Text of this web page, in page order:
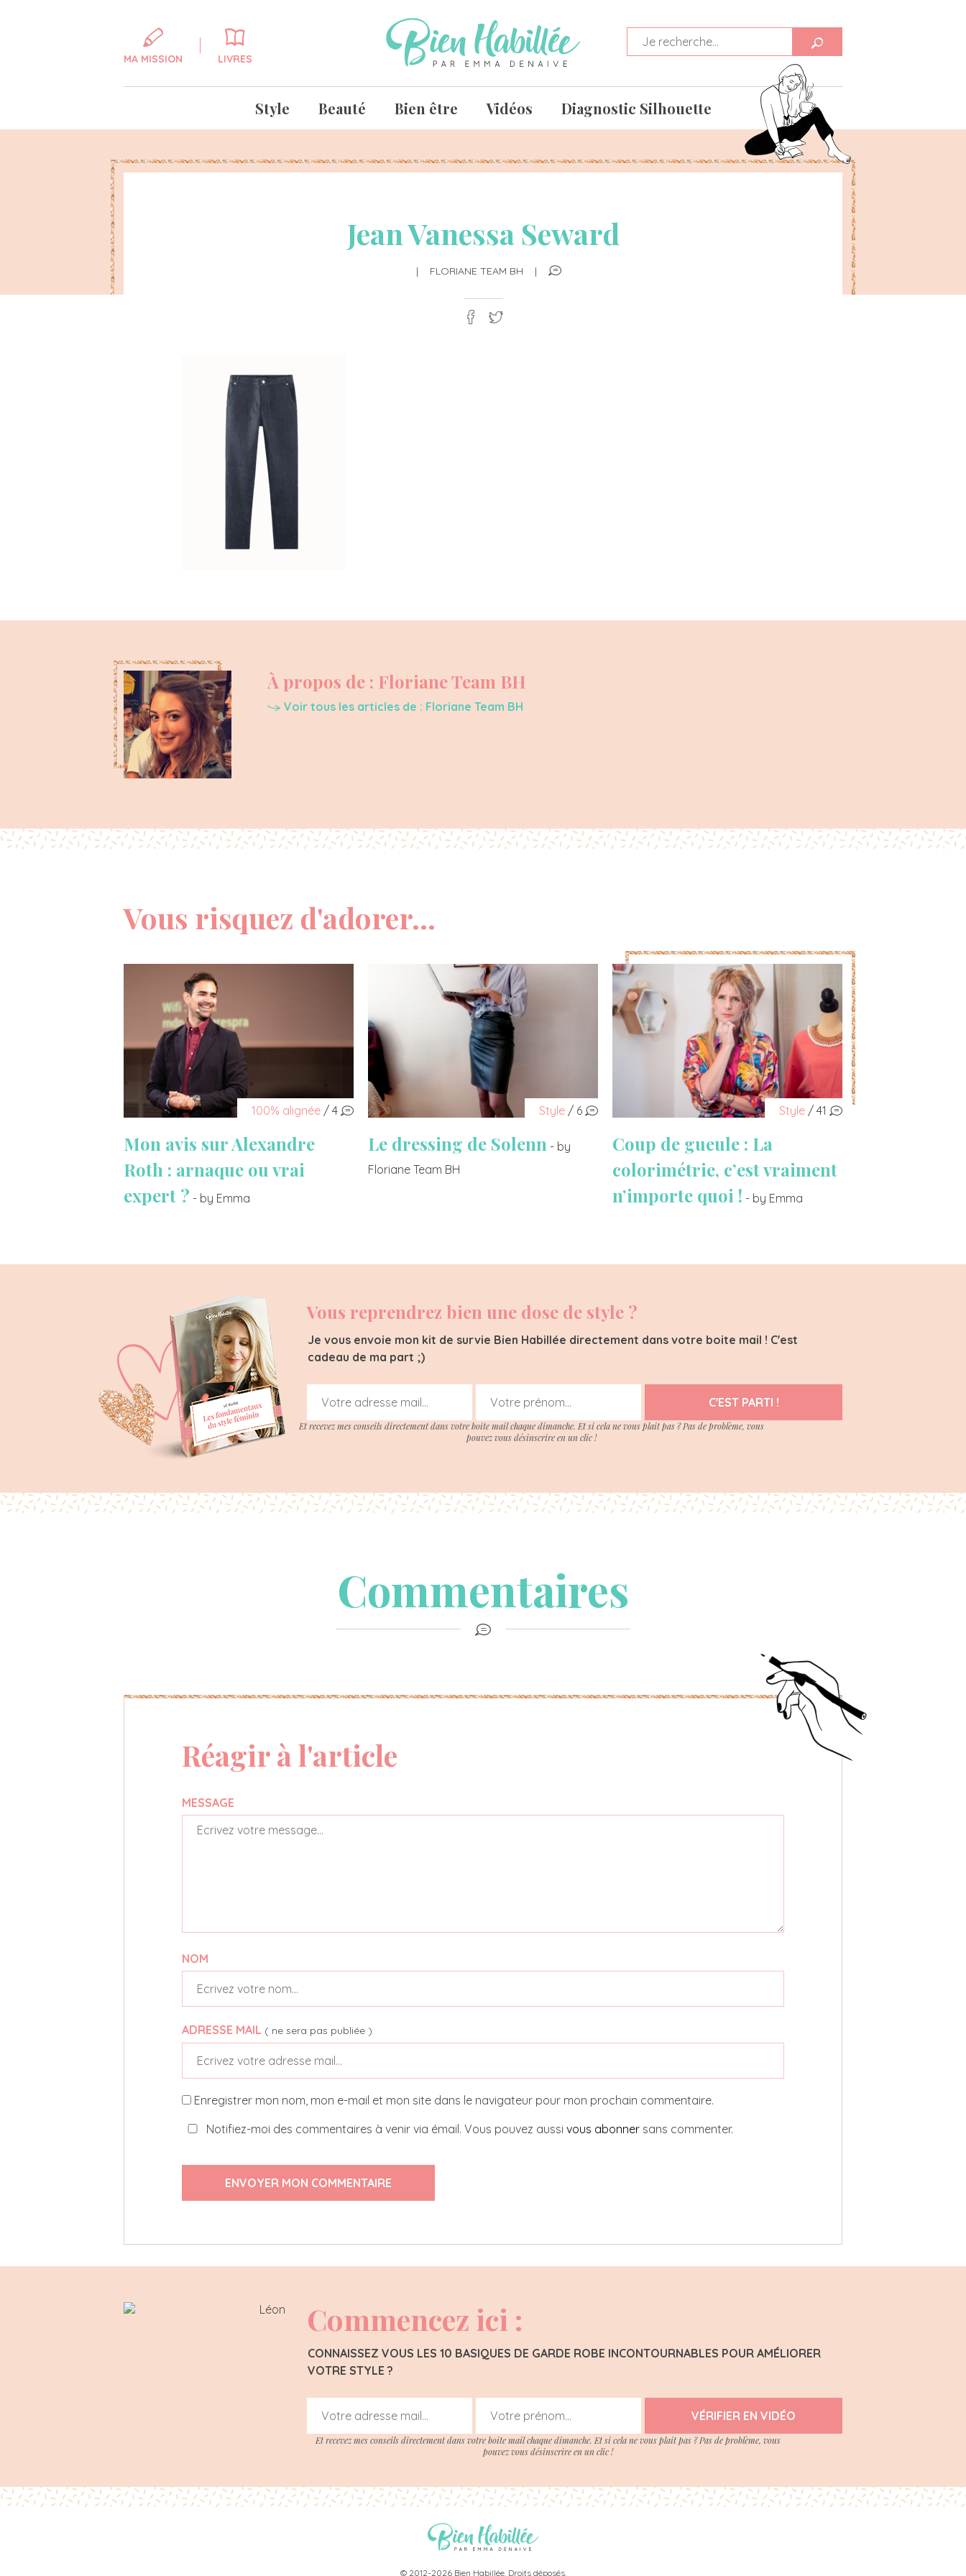
MA MISSION LIVRES
Style Beauté Bien être Vidéos Diagnostic Silhouette
Jean Vanessa Seward
| FLORIANE TEAM BH |
À propos de : Floriane Team BH
Voir tous les articles de : Floriane Team BH
Vous risquez d'adorer...
100% alignée / 4
Mon avis sur Alexandre
Roth : arnaque ou vrai
expert ? - by Emma
Style / 6
Le dressing de Solenn - by
Floriane Team BH
Style / 41
Coup de gueule : La
colorimétrie, c’est vraiment
n’importe quoi ! - by Emma
Vous reprendrez bien une dose de style ?
Je vous envoie mon kit de survie Bien Habillée directement dans votre boite mail ! C'est
cadeau de ma part ;)
C'EST PARTI !
Et recevez mes conseils directement dans votre boite mail chaque dimanche. Et si cela ne vous plait pas ? Pas de problème, vous
pouvez vous désinscrire en un clic !
Commentaires
Réagir à l'article
MESSAGE
NOM
ADRESSE MAIL ( ne sera pas publiée )
Enregistrer mon nom, mon e-mail et mon site dans le navigateur pour mon prochain commentaire.
Notifiez-moi des commentaires à venir via émail. Vous pouvez aussi vous abonner sans commenter.
ENVOYER MON COMMENTAIRE
Commencez ici :
CONNAISSEZ VOUS LES 10 BASIQUES DE GARDE ROBE INCONTOURNABLES POUR AMÉLIORER
VOTRE STYLE ?
VÉRIFIER EN VIDÉO
Et recevez mes conseils directement dans votre boite mail chaque dimanche. Et si cela ne vous plait pas ? Pas de problème, vous
pouvez vous désinscrire en un clic !
© 2012-2026 Bien Habillée. Droits déposés.